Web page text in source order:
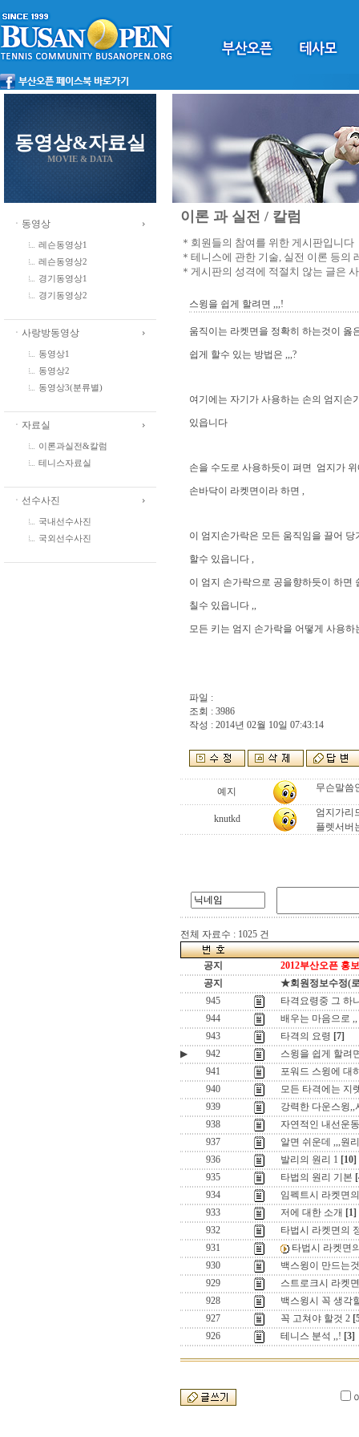
동영상&자료실
MOVIE & DATA
ㆍ동영상
레슨동영상1
레슨동영상2
경기동영상1
경기동영상2
ㆍ사랑방동영상
동영상1
동영상2
동영상3(분류별)
ㆍ자료실
이론과실전&칼럼
테니스자료실
ㆍ선수사진
국내선수사진
국외선수사진
이론 과 실전 / 칼럼
＊회원들의 참여를 위한 게시판입니다
＊테니스에 관한 기술, 실전 이론 등의
＊게시판의 성격에 적절치 않는 글은
스윙을 쉽게 할려면 ,,,!
움직이는 라켓면을 정확히 하는것이 옳
쉽게 할수 있는 방법은 ,,,?
여기에는 자기가 사용하는 손의 엄지손
있읍니다
손을 수도로 사용하듯이 펴면 엄지가
손바닥이 라켓면이라 하면 ,
이 엄지손가락은 모든 움직임을 끌어 당
할수 있읍니다 ,
이 엄지 손가락으로 공을향하듯이 하면
칠수 있읍니다 ,,
모든 키는 엄지 손가락을 어떻게 사용하
파일 :
조회 : 3986
작성 : 2014년 02월 10일 07:43:14
예지 무슨말씀
knutkd
엄지가리
플렛서버
전체 자료수 : 1025 건
공지
2012부산오픈 홍
공지
★회원정보수정(
945
타격요령중 그 하
944
배우는 마음으로 ,,
943
타격의 요령 [7]
▶
942
스윙을 쉽게 할려
941
포워드 스윙에 대
940
모든 타격에는 지
939
강력한 다운스윙,,
938
자연적인 내선운
937
알면 쉬운데 ,,,원
936
발리의 원리 1 [10]
935
타법의 원리 기본
934
임펙트시 라켓면
933
저에 대한 소개 [1]
932
타법시 라켓면의
931
타법시 라켓면
930
백스윙이 만드는
929
스트로크시 라켓
928
백스윙시 꼭 생각
927
꼭 고쳐야 할것 2
926
테니스 분석 ,,! [3]